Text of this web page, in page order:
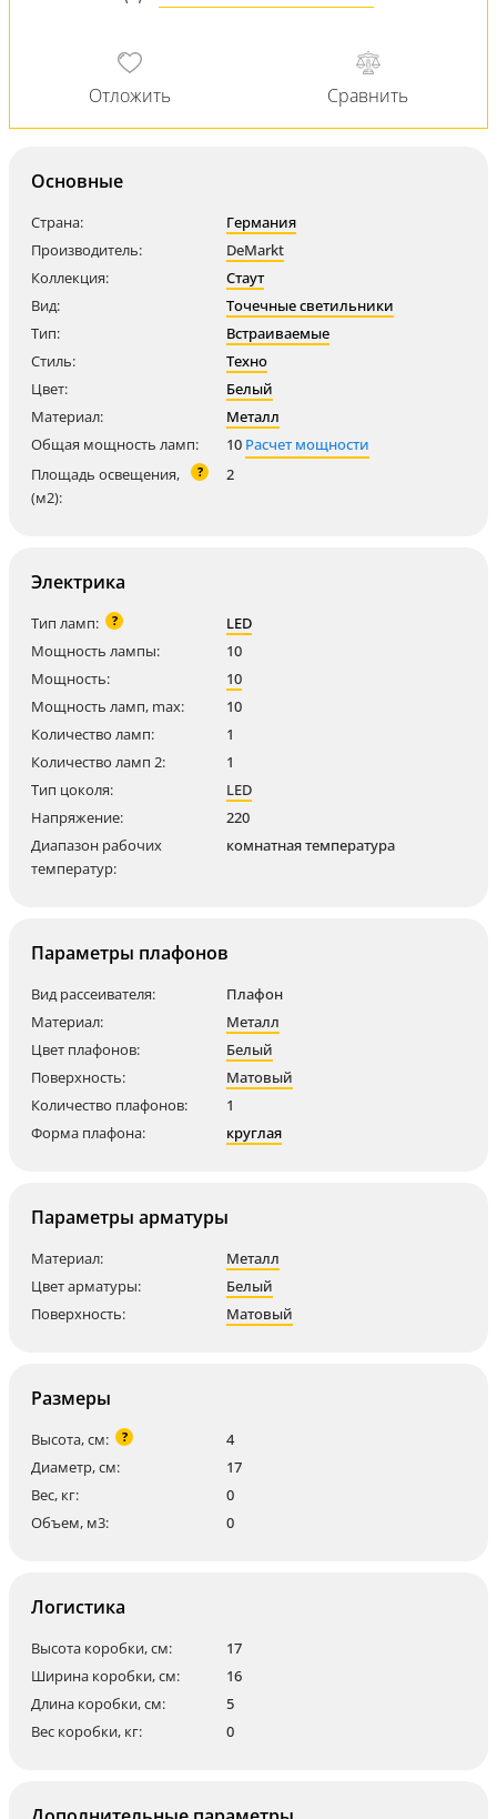
Основные
Страна:
Германия
Производитель:
DeMarkt
Коллекция:
Стаут
Вид:
Точечные светильники
Тип:
Встраиваемые
Стиль:
Техно
Цвет:
Белый
Материал:
Металл
Общая мощность ламп:
10 Расчет мощности
Площадь освещения,
(м2):
? 2
Электрика
Тип ламп: ?
LED
Мощность лампы:
10
Мощность:
10
Мощность ламп, max:
10
Количество ламп:
1
Количество ламп 2:
1
Тип цоколя:
LED
Напряжение:
220
Диапазон рабочих
температур:
комнатная температура
Параметры плафонов
Вид рассеивателя:
Плафон
Материал:
Металл
Цвет плафонов:
Белый
Поверхность:
Матовый
Количество плафонов:
1
Форма плафона:
круглая
Параметры арматуры
Материал:
Металл
Цвет арматуры:
Белый
Поверхность:
Матовый
Размеры
Высота, см: ?
4
Диаметр, см:
17
Вес, кг:
0
Объем, м3:
0
Логистика
Высота коробки, см:
17
Ширина коробки, см:
16
Длина коробки, см:
5
Вес коробки, кг:
0